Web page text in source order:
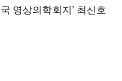
영상의학회지’ 최신호